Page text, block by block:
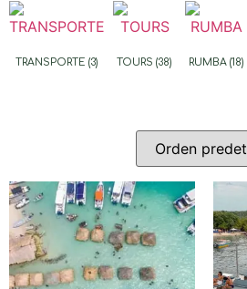
TRANSPORTE (3) TOURS(38) RUMBA (18)